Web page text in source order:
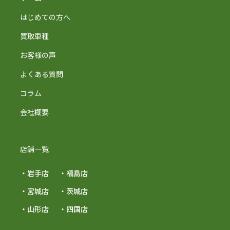
はじめての方へ
買取車種
お客様の声
よくある質問
コラム
会社概要
店舗一覧
・岩手店
・宮城店
・山形店
・福島店
・茨城店
・四国店